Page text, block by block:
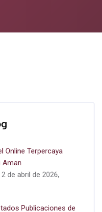
Online Terpercaya
Aman
de abril de 2026,
Publicaciones de